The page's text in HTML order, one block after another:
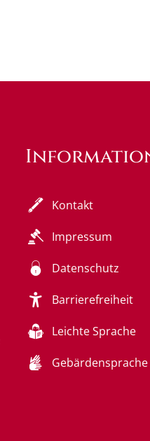
Kontakt
Impressum
Datenschutz
Barrierefreiheit
Leichte Sprache
Gebärdensprache